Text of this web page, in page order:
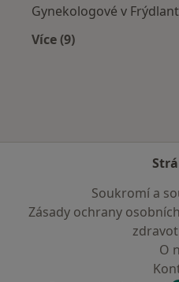
Gynekologové v
Více (9)
Soukromí a
Zásady ochrany
O